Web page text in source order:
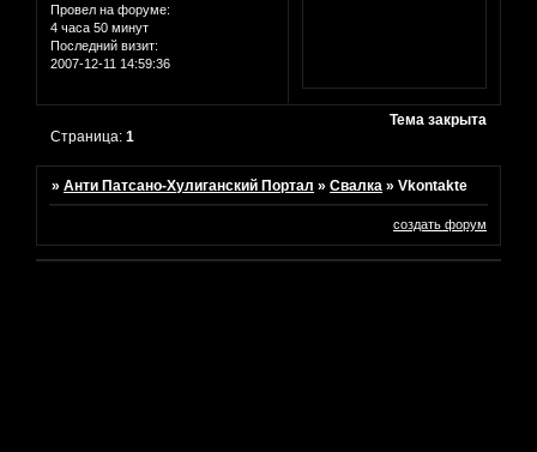
Провел на форуме:
4 часа 50 минут
Последний визит:
2007-12-11 14:59:36
Тема закрыта
Страница:1
»Анти Патсано-Хулиганский Портал »Свалка »Vkontakte
создать форум